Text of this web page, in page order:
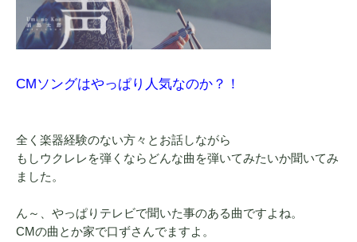
CMソングはやっぱり人気なのか？！
全く楽器経験のない方々とお話しながら
もしウクレレを弾くならどんな曲を弾いてみたいか聞いてみ
ました。
ん～、やっぱりテレビで聞いた事のある曲ですよね。
CMの曲とか家で口ずさんでますよ。